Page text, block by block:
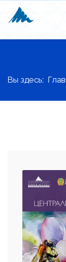
Вы здесь: